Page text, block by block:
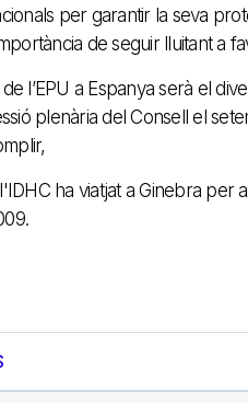
per garantir la seva
de seguir lluitant a
l’EPU a Espanya serà el
plenària del Consell el
ha viatjat a Ginebra per